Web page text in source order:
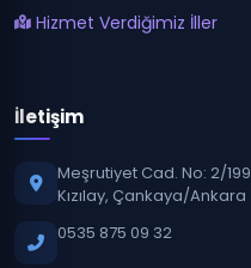
Hizmet Verdiğimiz İller
İletişim
Meşrutiyet Cad. No: 2/199
Kızılay, Çankaya/Ankara
0535 875 09 32